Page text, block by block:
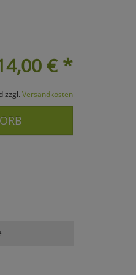
€*
zzgl. Versandkosten